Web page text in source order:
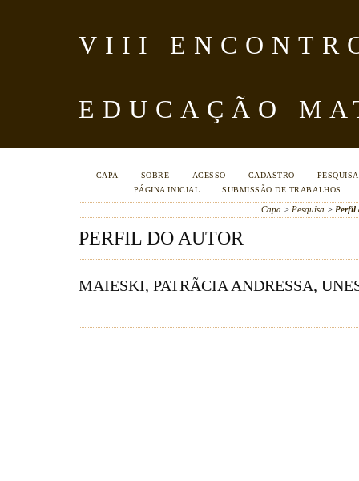
VIII
EDUCAÇÃO
CAPA SOBRE ACESSO CADASTRO
PESQUISA
PÁGINA INICIAL
SUBMISSÃO DE TRABALHOS
Capa > Pesquisa > Perfil
PERFIL DO AUTOR
MAIESKI, PATRÃ­CIA ANDRESSA,